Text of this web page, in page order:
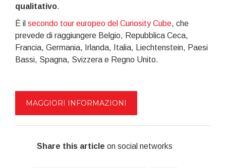
qualitativo.
È il secondo tour europeo del Curiosity Cube, che
prevede di raggiungere Belgio, Repubblica Ceca,
Francia, Germania, Irlanda, Italia, Liechtenstein, Paesi
Bassi, Spagna, Svizzera e Regno Unito.
MAGGIORI INFORMAZIONI
Share this article on social networks